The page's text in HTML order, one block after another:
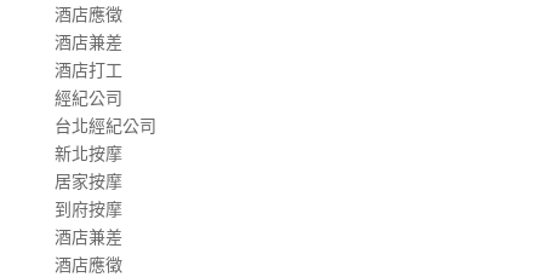
酒店應徵
酒店兼差
酒店打工
經紀公司
台北經紀公司
新北按摩
居家按摩
到府按摩
酒店兼差
酒店應徵